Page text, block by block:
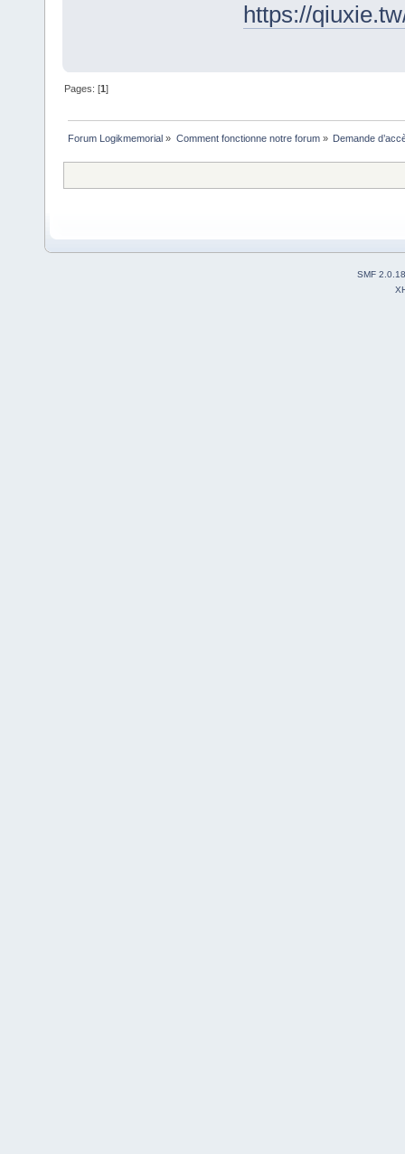
https://
Pages: [1]
Forum Logikmemorial » Comment fonctionne notre forum» Demande
SMF 2.0.18